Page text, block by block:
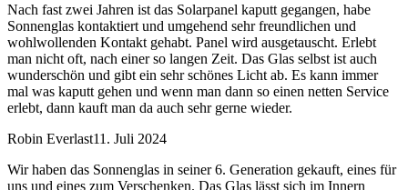
Nach fast zwei Jahren ist das Solarpanel kaputt gegangen, habe
Sonnenglas kontaktiert und umgehend sehr freundlichen und
wohlwollenden Kontakt gehabt. Panel wird ausgetauscht. Erlebt
man nicht oft, nach einer so langen Zeit. Das Glas selbst ist auch
wunderschön und gibt ein sehr schönes Licht ab. Es kann immer
mal was kaputt gehen und wenn man dann so einen netten Service
erlebt, dann kauft man da auch sehr gerne wieder.
Robin Everlast11. Juli 2024
Wir haben das Sonnenglas in seiner 6. Generation gekauft, eines für
uns und eines zum Verschenken. Das Glas lässt sich im Innern